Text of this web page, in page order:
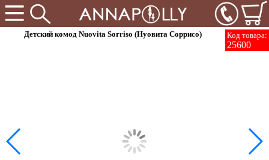
Код товара:
25600
Детский комод Nuovita Sorriso (Нуовита Соррисо)